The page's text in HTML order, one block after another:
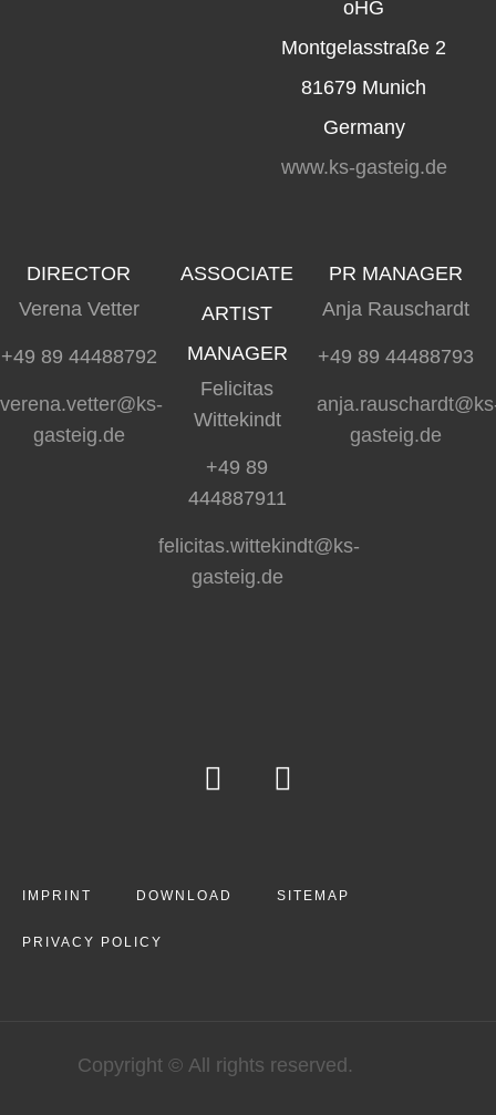
oHG
Montgelasstraße 2
81679 Munich
Germany
www.ks-gasteig.de
DIRECTOR
Verena Vetter
+49 89 44488792
verena.vetter@ks-
gasteig.de
ASSOCIATE
ARTIST
MANAGER
Felicitas
Wittekindt
+49 89
444887911
felicitas.wittekindt@ks-
gasteig.de
PR MANAGER
Anja Rauschardt
+49 89 44488793
gasteig.de
IMPRINT DOWNLOAD SITEMAP
PRIVACY POLICY
Copyright © All rights reserved.